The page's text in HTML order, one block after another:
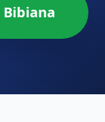
Bibiana